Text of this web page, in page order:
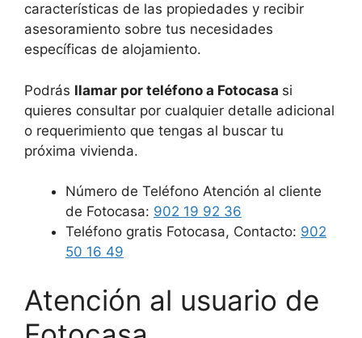
características de las propiedades y recibir
asesoramiento sobre tus necesidades
específicas de alojamiento.
Podrás llamar por teléfono a Fotocasa si
quieres consultar por cualquier detalle adicional
o requerimiento que tengas al buscar tu
próxima vivienda.
Número de Teléfono Atención al cliente
de Fotocasa: 902 19 92 36
Teléfono gratis Fotocasa, Contacto: 902
50 16 49
Atención al usuario de